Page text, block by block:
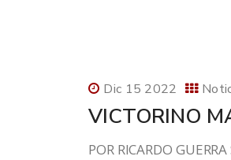
Dic 15 2022
VICTORINO
POR RICARDO